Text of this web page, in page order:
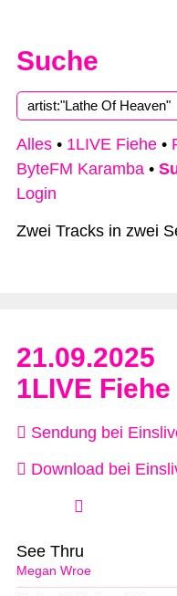
Suche
Alles • 1LIVE Fiehe •
ByteFM Karamba •
Login
Zwei Tracks in zwei
21.09.2025
1LIVE Fiehe
Sendung bei
Download bei
Megan Wroe
See Thru